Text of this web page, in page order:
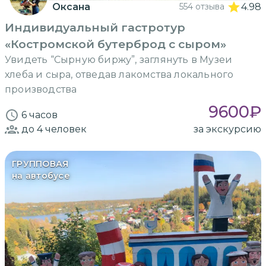
Оксана 554 отзыва 4.98
Индивидуальный гастротур
«Костромской бутерброд с сыром»
Увидеть “Сырную биржу”, заглянуть в Музеи
хлеба и сыра, отведав лакомства локального
производства
6 часов 9600₽
до 4человек за экскурсию
ГРУППОВАЯ
на автобусе